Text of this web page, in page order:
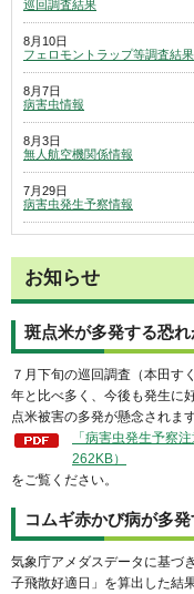
巡回調査結果
8月10日
フェロモントラップ等調査結果
8月7日
病害虫情報
8月3日
無人航空機関係情報
7月29日
病害虫発生予察情報
お知らせ
斑点米が多発する恐
７月下旬の巡回調査（本田す
年と比べ多く、今後も発生に
点米被害の多発が懸念されま
「病害虫発生予察
262KB）
をご覧ください。
コムギ赤かび病が多
気象庁アメダスデータに基づ
子飛散好適日」を算出した結